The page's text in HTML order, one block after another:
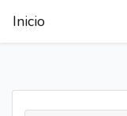
Inicio